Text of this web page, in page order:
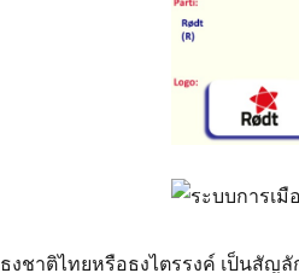
ธงชาติไทยหรือธงไตรรงค์ เป็นสัญ